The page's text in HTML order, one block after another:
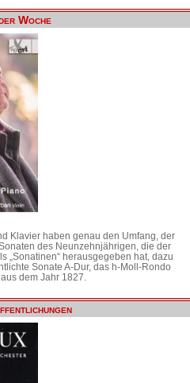
Woche
Klavier haben genau den Umfang, der
des Neunzehnjährigen, die der
„Sonatinen“ herausgegeben hat, dazu
Sonate A-Dur, das h-Moll-Rondo
dem Jahr 1827.